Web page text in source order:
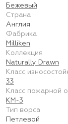
Бежевый
Страна
Англия
Фабрика
Milliken
Коллекция
Naturally Drawn
Класс
33
Класс пожарной
КМ-3
Тип ворса
Петлевой